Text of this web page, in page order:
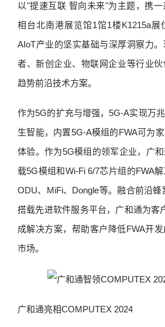
以"提速互联 智向未来"为主题，携
相台北南港展览馆1馆1楼K1215a展
AIoT产业的坚实基础与深厚洞察力
者、新创企业、物联网企业等行业
趋势前沿技术方案。
作为5G的扩充与增强，5G-A实现万
生智能，内置5G-A模组的FWA可为
体验。作为5G模组的领军企业，广
载5G模组和Wi-Fi 6/7芯片组的FWA解
ODU、MiFi、Dongle等。融合前沿蜂
搭载先进软件服务平台，广和通为客
成解决方案，帮助客户降低FWA开
市场。
广和通亮相COMPUTEX 2024